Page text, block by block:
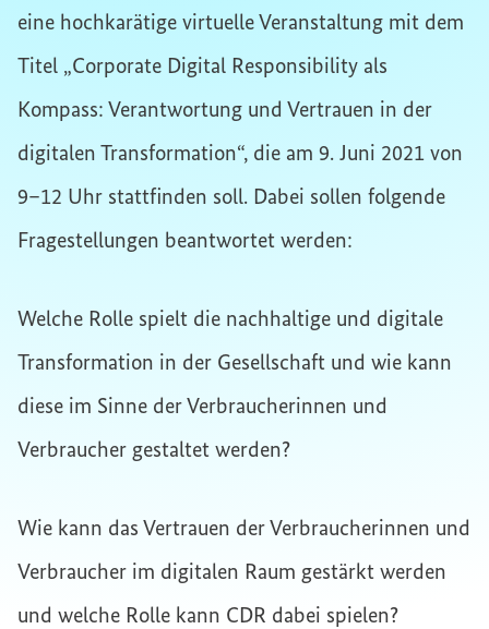
eine hochkarätige virtuelle Veranstaltung mit dem
Titel „Corporate Digital Responsibility als
Kompass: Verantwortung und Vertrauen in der
digitalen Transformation“, die am 9. Juni 2021 von
9–12 Uhr stattfinden soll. Dabei sollen folgende
Fragestellungen beantwortet werden:
Welche Rolle spielt die nachhaltige und digitale
Transformation in der Gesellschaft und wie kann
diese im Sinne der Verbraucherinnen und
Verbraucher gestaltet werden?
Wie kann das Vertrauen der Verbraucherinnen und
Verbraucher im digitalen Raum gestärkt werden
und welche Rolle kann CDR dabei spielen?